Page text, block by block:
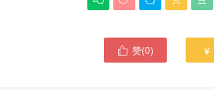
 赞(0) 